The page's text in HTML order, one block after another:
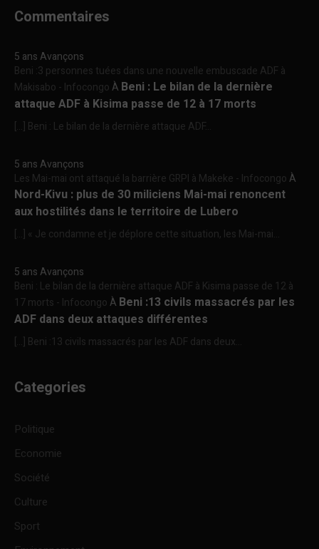
Commentaires
5 ans Avançons
Beni :3 personnes tuées dans une nouvelle embuscade ADF à
Makisabo - InfocongoÀ Beni : Le bilan de la dernière
attaque ADF à Kisima passe de 12 à 17 morts
[…] Beni : Le bilan de la dernière attaque ADF...
5 ans Avançons
Les Mai-mai ont attaqué la barrière GRPI à Makeke - InfocongoÀ
Nord-Kivu : plus de 30 miliciens Mai-mai renoncent
aux hostilités dans le territoire de Lubero
[…] « Je condamne et je déplore cette situation, les Mai-mai...
5 ans Avançons
Beni : Le bilan de la dernière attaque ADF à Kisima passe de 12 à
17 morts - InfocongoÀ Beni :13 civils massacrés par les
ADF dans deux attaques différentes
[…] Beni :13 civils massacrés par les ADF dans deux...
Categories
Politique
Economie
Société
Culture
Sport